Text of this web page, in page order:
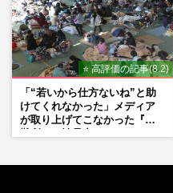
⭐ 高評価の記事(8.2)
「“若いから仕方ないね”と助
けてくれなかった」メディア
が取り上げてこなかった『避